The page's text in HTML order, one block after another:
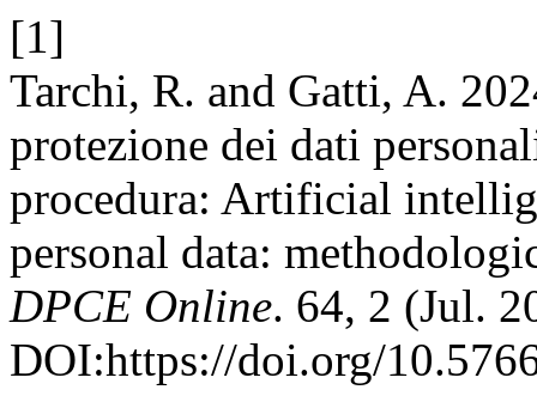
[1]
Tarchi, R. and Gatti, A.
protezione dei dati
procedura: Artificial
personal data:
DPCE Online. 64, 2 (Jul.
DOI:https://doi.org/